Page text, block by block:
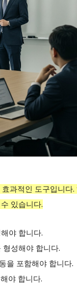
과적인 도구입니다
있습니다.
야 합니다.
성해야 합니다.
을 포함해야 합니다.
야 합니다.